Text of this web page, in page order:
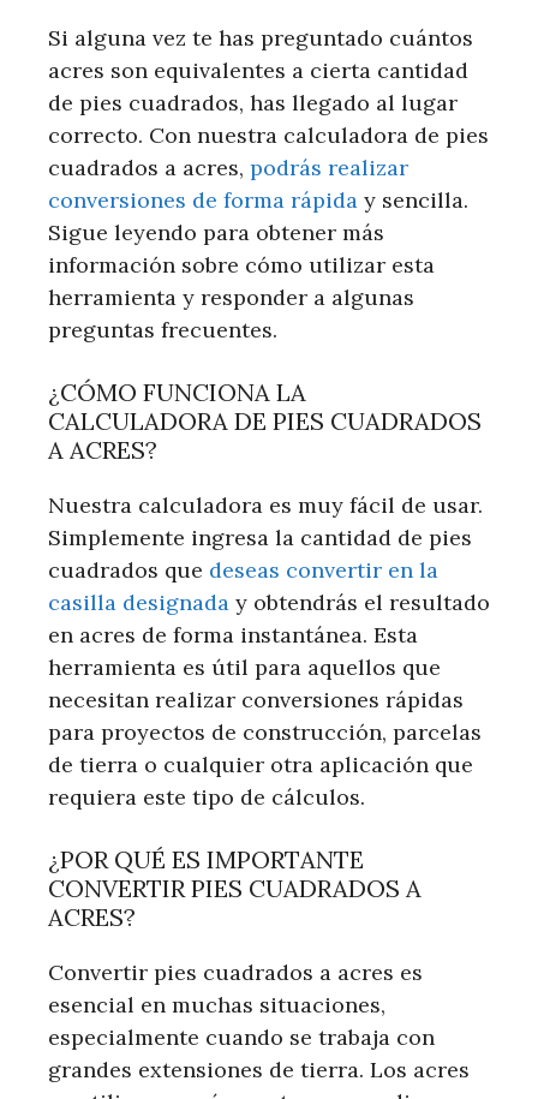
Si alguna vez te has preguntado cuántos
acres son equivalentes a cierta cantidad
de pies cuadrados, has llegado al lugar
correcto. Con nuestra calculadora de pies
cuadrados a acres, podrás realizar
conversiones de forma rápida y sencilla.
Sigue leyendo para obtener más
información sobre cómo utilizar esta
herramienta y responder a algunas
preguntas frecuentes.
¿CÓMO FUNCIONA LA
CALCULADORA DE PIES CUADRADOS
A ACRES?
Nuestra calculadora es muy fácil de usar.
Simplemente ingresa la cantidad de pies
cuadrados que deseas convertir en la
casilla designada y obtendrás el resultado
en acres de forma instantánea. Esta
herramienta es útil para aquellos que
necesitan realizar conversiones rápidas
para proyectos de construcción, parcelas
de tierra o cualquier otra aplicación que
requiera este tipo de cálculos.
¿POR QUÉ ES IMPORTANTE
CONVERTIR PIES CUADRADOS A
ACRES?
Convertir pies cuadrados a acres es
esencial en muchas situaciones,
especialmente cuando se trabaja con
grandes extensiones de tierra. Los acres